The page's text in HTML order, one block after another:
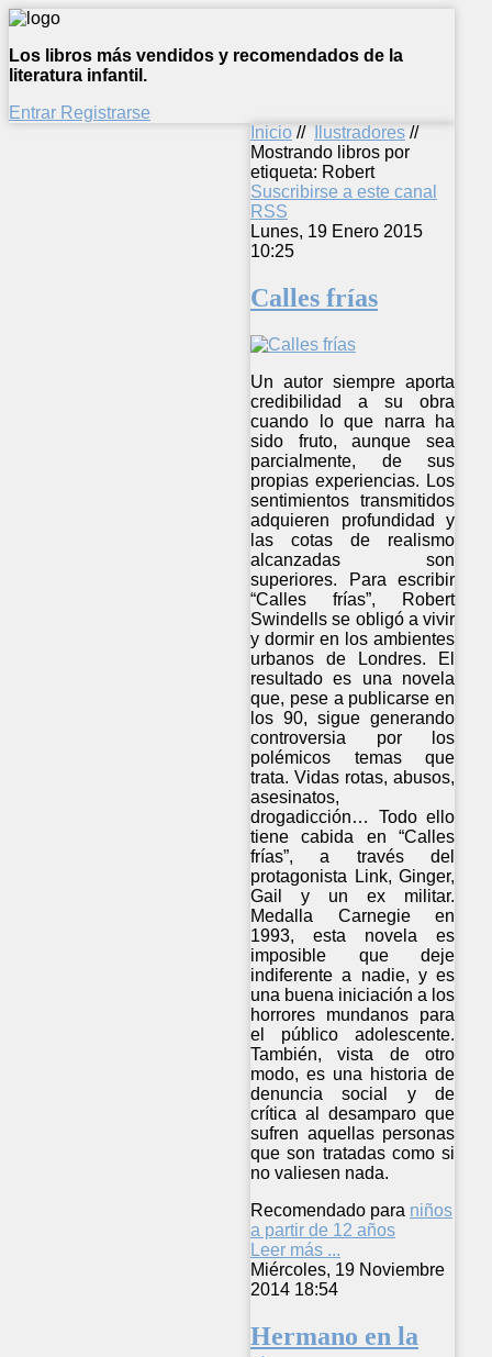
Los libros más vendidos y recomendados de la
literatura infantil.
Entrar Registrarse
Inicio // Ilustradores //
Mostrando libros por
etiqueta: Robert
Suscribirse a este canal
RSS
Lunes, 19 Enero 2015
10:25
Calles frías
Un autor siempre aporta
credibilidad a su obra
cuando lo que narra ha
sido fruto, aunque sea
parcialmente, de sus
propias experiencias. Los
sentimientos transmitidos
adquieren profundidad y
las cotas de realismo
alcanzadas son
superiores. Para escribir
“Calles frías”, Robert
Swindells se obligó a vivir
y dormir en los ambientes
urbanos de Londres. El
resultado es una novela
que, pese a publicarse en
los 90, sigue generando
controversia por los
polémicos temas que
trata. Vidas rotas, abusos,
asesinatos,
drogadicción… Todo ello
tiene cabida en “Calles
frías”, a través del
protagonista Link, Ginger,
Gail y un ex militar.
Medalla Carnegie en
1993, esta novela es
imposible que deje
indiferente a nadie, y es
una buena iniciación a los
horrores mundanos para
el público adolescente.
También, vista de otro
modo, es una historia de
denuncia social y de
crítica al desamparo que
sufren aquellas personas
que son tratadas como si
no valiesen nada.
Recomendado para niños
a partir de 12 años
Leer más ...
Miércoles, 19 Noviembre
2014 18:54
Hermano en la